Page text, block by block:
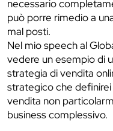
necessario
può porre rimedio a
mal posti.
Nel mio speech al
vedere un esempio di
strategia di vendita
strategico che
vendita non
business complessivo.